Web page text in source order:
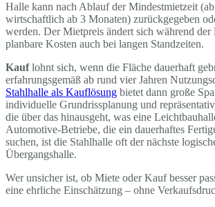
Halle kann nach Ablauf der Mindestmietzeit
wirtschaftlich ab 3 Monaten) zurückgegeben
werden. Der Mietpreis ändert sich während
planbare Kosten auch bei langen Standzeiten.
Kauflohnt sich, wenn die Fläche dauerhaft
erfahrungsgemäß ab rund vier Jahren
Stahlhalle als Kauflösung bietet dann große
individuelle Grundrissplanung und
die über das hinausgeht, was eine
Automotive-Betriebe, die ein dauerhaftes
suchen, ist die Stahlhalle oft der nächste
Übergangshalle.
Wer unsicher ist, ob Miete oder Kauf besser
eine ehrliche Einschätzung – ohne